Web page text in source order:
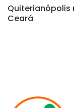
Quiterianópolis
Ceará